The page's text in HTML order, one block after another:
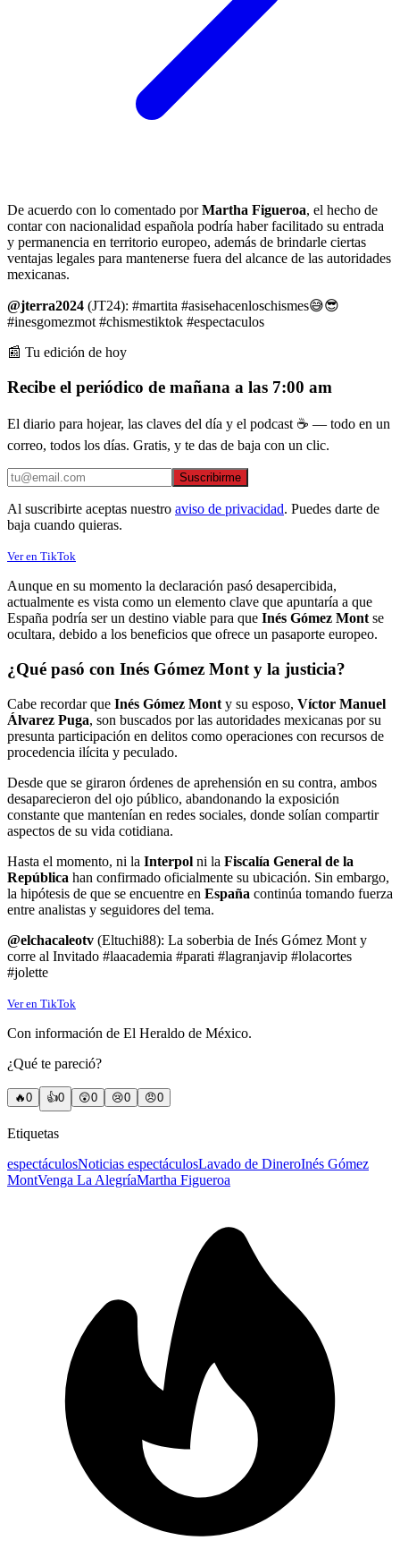
De acuerdo con lo comentado porMartha Figueroa, el hecho de
contar con nacionalidad española podría haber facilitado su entrada
y permanencia en territorio europeo, además de brindarle ciertas
ventajas legales para mantenerse fuera del alcance de las autoridades
mexicanas.
@jterra2024 (JT24): #martita #asisehacenloschismes😅😎
#inesgomezmot #chismestiktok #espectaculos
📰 Tu edición de hoy
Recibe el periódico de mañana a las 7:00 am
El diario para hojear, las claves del día y el podcast ☕ — todo en un
correo, todos los días. Gratis, y te das de baja con un clic.
Suscribirme
Al suscribirte aceptas nuestro aviso de privacidad. Puedes darte de
baja cuando quieras.
Ver en TikTok
Aunque en su momento la declaración pasó desapercibida,
actualmente es vista como un elemento clave que apuntaría a que
España podría ser un destino viable para que Inés Gómez Mont se
ocultara, debido a los beneficios que ofrece un pasaporte europeo.
¿Qué pasó con Inés Gómez Mont y la justicia?
Cabe recordar que Inés Gómez Mont y su esposo, Víctor Manuel
Álvarez Puga, son buscados por las autoridades mexicanas por su
presunta participación en delitos como operaciones con recursos de
procedencia ilícita y peculado.
Desde que se giraron órdenes de aprehensión en su contra, ambos
desaparecieron del ojo público, abandonando la exposición
constante que mantenían en redes sociales, donde solían compartir
aspectos de su vida cotidiana.
Hasta el momento, ni la Interpol ni la Fiscalía General de la
República han confirmado oficialmente su ubicación. Sin embargo,
la hipótesis de que se encuentre en España continúa tomando fuerza
entre analistas y seguidores del tema.
@elchacaleotv (Eltuchi88): La soberbia de Inés Gómez Mont y
corre al Invitado #laacademia #parati #lagranjavip #lolacortes
#jolette
Ver en TikTok
Con información de El Heraldo de México.
¿Qué te pareció?
🔥0 👍0 😲0 😢0 😠0
Etiquetas
espectáculosNoticias espectáculosLavado de DineroInés Gómez
MontVenga La AlegríaMartha Figueroa